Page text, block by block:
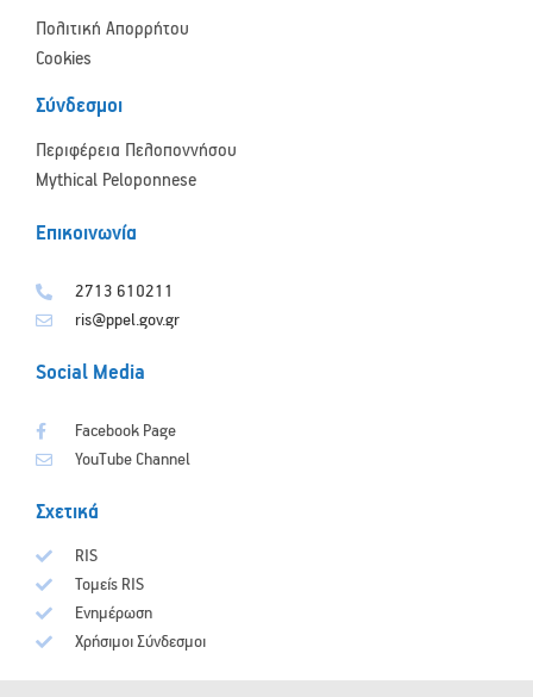
Πολιτική Απορρήτου
Cookies
Σύνδεσμοι
Περιφέρεια Πελοποννήσου
Mythical Peloponnese
Επικοινωνία
2713 610211
ris@ppel.gov.gr
Social Media
Facebook Page
YouTube Channel
Σχετικά
RIS
Τομείς RIS
Ενημέρωση
Χρήσιμοι Σύνδεσμοι